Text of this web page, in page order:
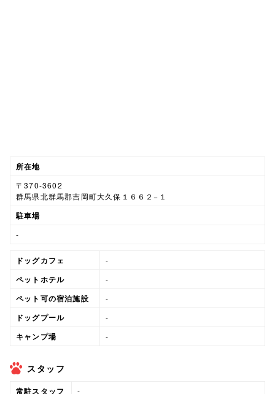
所在地
〒370-3602
群馬県北群馬郡吉岡町大久保１６６２−１
駐車場
-
ドッグカフェ -
ペットホテル -
ペット可の宿泊施設 -
ドッグプール -
キャンプ場 -
スタッフ
常駐スタッフ -